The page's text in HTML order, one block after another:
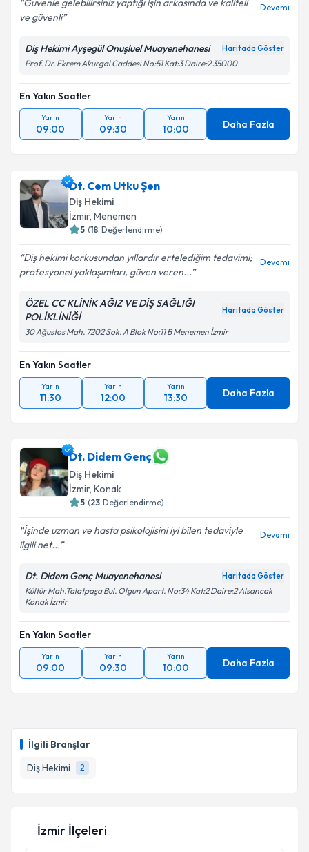
İlgili Branşlar
Diş Hekimi
2
Guvenle gelebilirsiniz yaptığı işin arkasında ve kaliteli
ve güvenli
Devamı
Diş Hekimi Ayşegül Onuşluel Muayenehanesi Haritada Göster
Prof. Dr. Ekrem Akurgal Caddesi No:51 Kat:3 Daire:2 35000
En Yakın Saatler
Yarın
09:00
Yarın
09:30
Yarın
10:00 Daha Fazla
Dt. Cem Utku Şen
Diş Hekimi
İzmir, Menemen
5 (18 Değerlendirme)
Diş hekimi korkusundan yıllardır ertelediğim tedavimi;
profesyonel yaklaşımları, güven veren...
Devamı
ÖZEL CC KLİNİK AĞIZ VE DİŞ SAĞLIĞI
POLİKLİNİĞİ
Haritada Göster
30 Ağustos Mah. 7202 Sok. A Blok No:11 B Menemen İzmir
En Yakın Saatler
Yarın
11:30
Yarın
12:00
Yarın
13:30 Daha Fazla
Dt. Didem Genç
Diş Hekimi
İzmir, Konak
5 (23 Değerlendirme)
İşinde uzman ve hasta psikolojisini iyi bilen tedaviyle
ilgili net...
Devamı
Dt. Didem Genç Muayenehanesi Haritada Göster
Kültür Mah.Talatpaşa Bul. Olgun Apart. No:34 Kat:2 Daire:2 Alsancak
Konak İzmir
En Yakın Saatler
Yarın
09:00
Yarın
09:30
Yarın
10:00 Daha Fazla
İzmir İlçeleri